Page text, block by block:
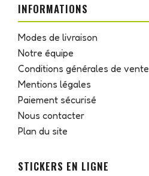
INFORMATIONS
Modes de livraison
Notre équipe
Conditions générales de vente
Mentions légales
Paiement sécurisé
Nous contacter
Plan du site
STICKERS EN LIGNE